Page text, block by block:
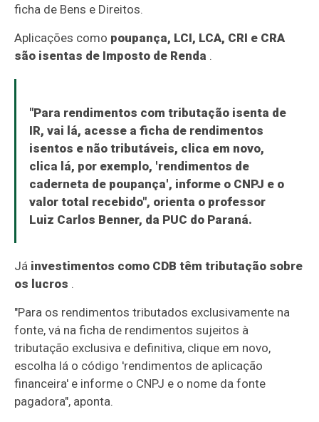
ficha de Bens e Direitos.
Aplicações como poupança, LCI, LCA, CRI e CRA
são isentas de Imposto de Renda .
"Para rendimentos com tributação isenta de
IR, vai lá, acesse a ficha de rendimentos
isentos e não tributáveis, clica em novo,
clica lá, por exemplo, 'rendimentos de
caderneta de poupança', informe o CNPJ e o
valor total recebido", orienta o professor
Luiz Carlos Benner, da PUC do Paraná.
Já investimentos como CDB têm tributação sobre
os lucros .
"Para os rendimentos tributados exclusivamente na
fonte, vá na ficha de rendimentos sujeitos à
tributação exclusiva e definitiva, clique em novo,
escolha lá o código 'rendimentos de aplicação
financeira' e informe o CNPJ e o nome da fonte
pagadora", aponta.